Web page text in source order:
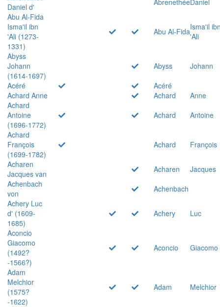
Daniel d'
Abu Al-Fida
Isma'il ibn
'Ali (1273-
1331)
Abu Al-FidaIsma'il
'Ali
Abyss
Johann
(1614-1697)
Abyss
Johann
Acéré
Acéré
Achard Anne
Achard
Anne
Achard
Antoine
(1696-1772)
Achard
Antoine
Achard
François
(1699-1782)
Achard
François
Acharen
Jacques van
Acharen
Jacques
Achenbach
von
Achenbach
Achery Luc
d' (1609-
1685)
Achery
Luc
Aconcio
Giacomo
(1492?
-1566?)
Aconcio Giacomo
Adam
Melchior
(1575?
-1622)
Adam Melchior